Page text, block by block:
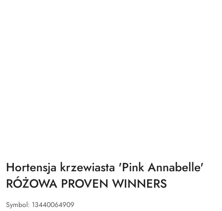
Hortensja krzewiasta 'Pink Annabelle'
RÓŻOWA PROVEN WINNERS
Symbol: 13440064909